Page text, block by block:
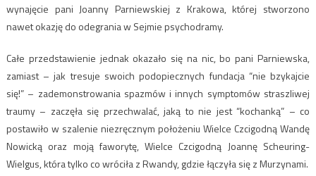
wynajęcie pani Joanny Parniewskiej z Krakowa, której stworzono
nawet okazję do odegrania w Sejmie psychodramy.
Całe przedstawienie jednak okazało się na nic, bo pani Parniewska,
zamiast – jak tresuje swoich podopiecznych fundacja “nie bzykajcie
się!” – zademonstrowania spazmów i innych symptomów straszliwej
traumy – zaczęła się przechwalać, jaką to nie jest “kochanką” – co
postawiło w szalenie niezręcznym położeniu Wielce Czcigodną Wandę
Nowicką oraz moją faworytę, Wielce Czcigodną Joannę Scheuring-
Wielgus, która tylko co wróciła z Rwandy, gdzie łączyła się z Murzynami.